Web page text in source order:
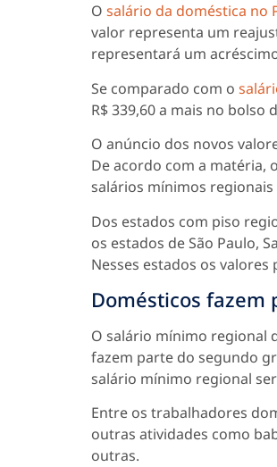
O salário da doméstica no
valor representa um
representará um
Se comparado com o
R$ 339,60 a mais no
O anúncio dos novos
De acordo com a matéria,
salários mínimos regionais
Dos estados com piso
os estados de São Paulo,
Nesses estados os
Domésticos
O salário mínimo regional
fazem parte do segundo
salário mínimo regional
Entre os trabalhadores
outras atividades como
outras.